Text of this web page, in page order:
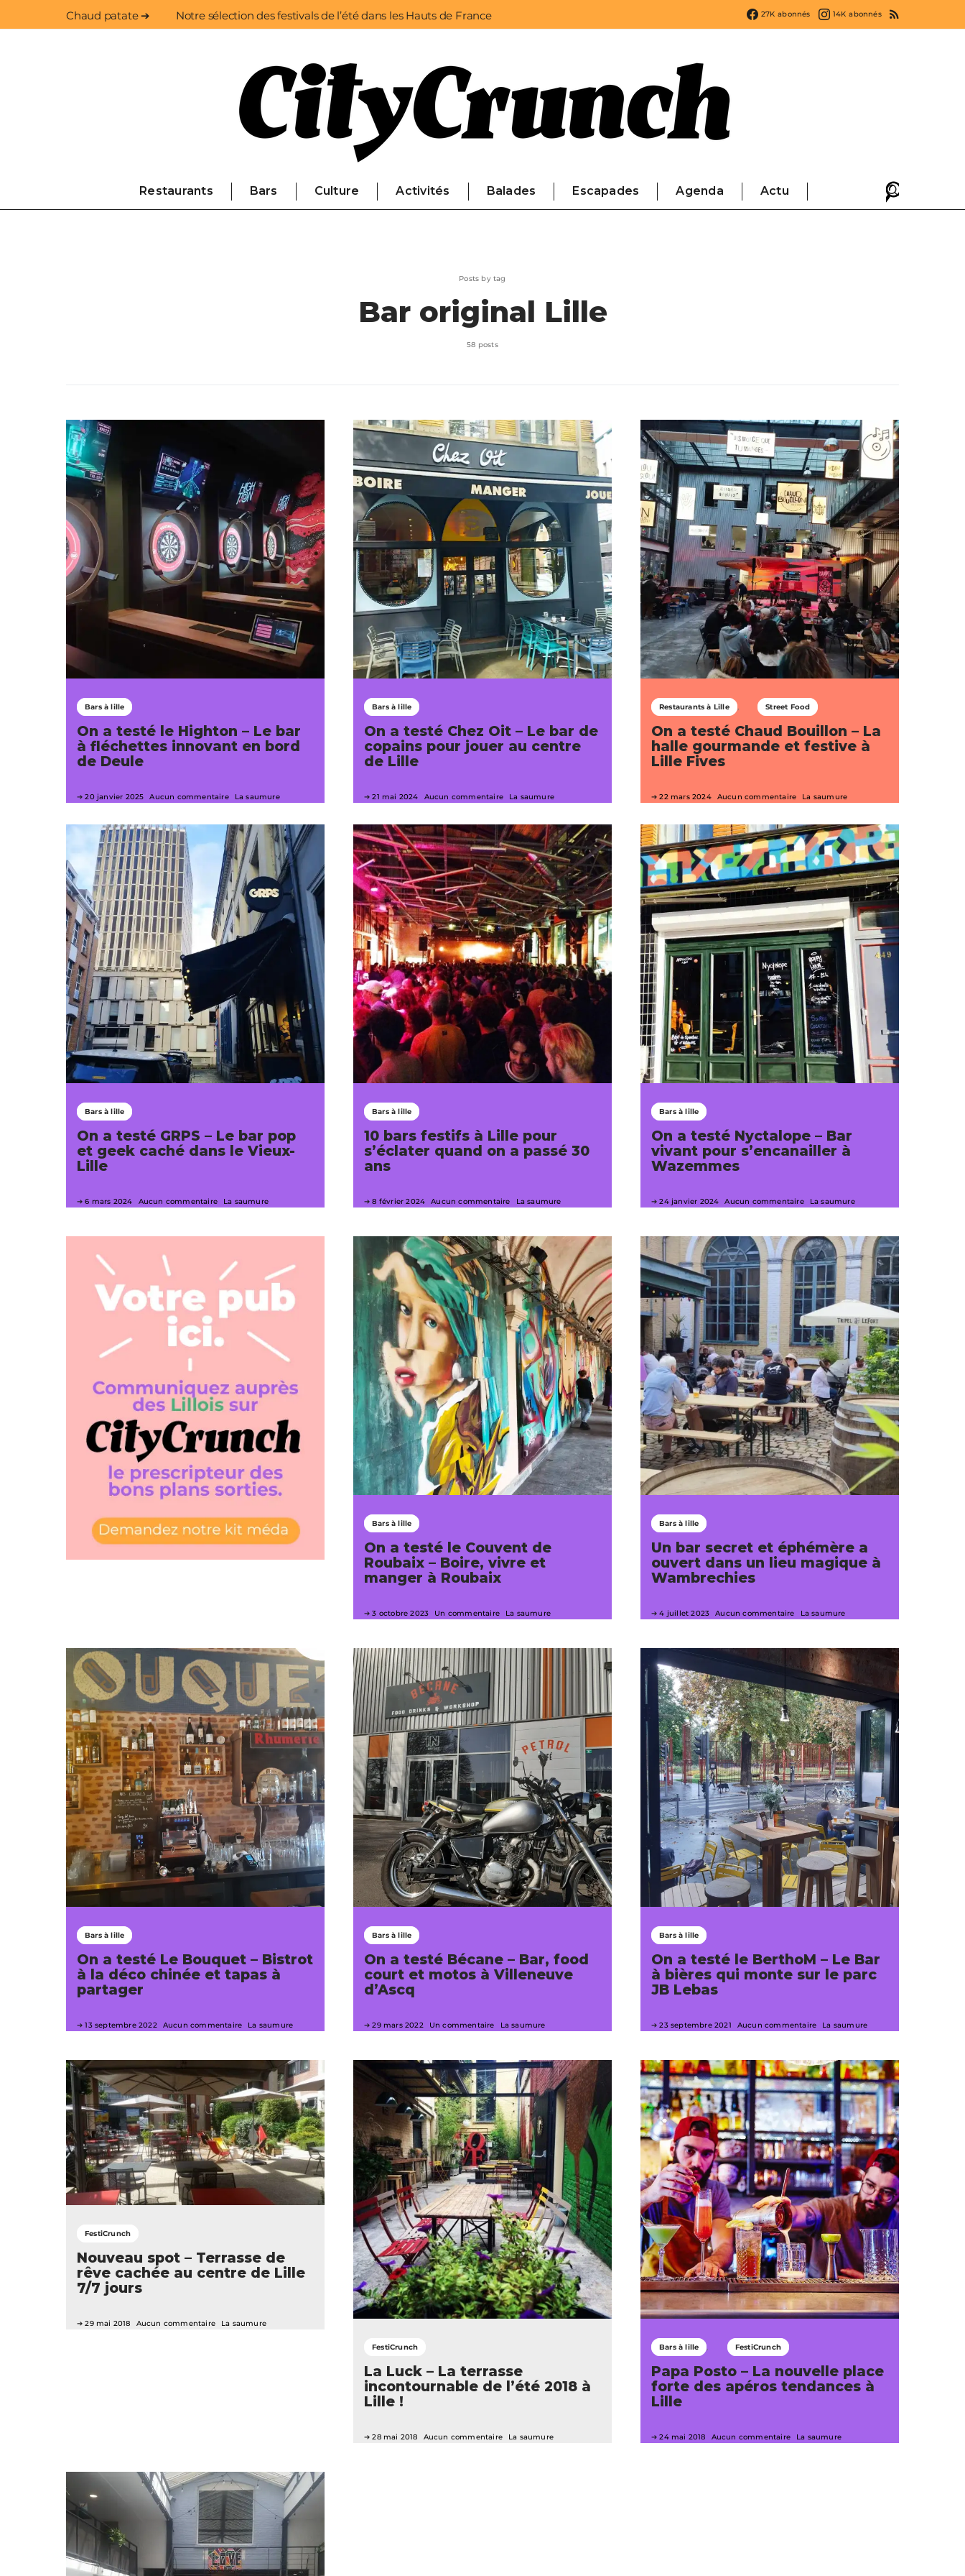
Chaud patate ➔ Notre sélection des festivals de l’été dans les Hauts de France 27K abonnés 14K abonnés
Restaurants Bars Culture Activités Balades Escapades Agenda Actu
Posts by tag
Bar original Lille
58 posts
Bars à lille
On a testé le Highton – Le bar
à fléchettes innovant en bord
de Deule
20 janvier 2025 Aucun commentaire La saumure
Bars à lille
On a testé Chez Oit – Le bar de
copains pour jouer au centre
de Lille
21 mai 2024 Aucun commentaire La saumure
Restaurants à Lille Street Food
On a testé Chaud Bouillon – La
halle gourmande et festive à
Lille Fives
22 mars 2024 Aucun commentaire La saumure
Bars à lille
On a testé GRPS – Le bar pop
et geek caché dans le Vieux-
Lille
6 mars 2024 Aucun commentaire La saumure
Bars à lille
10 bars festifs à Lille pour
s’éclater quand on a passé 30
ans
8 février 2024 Aucun commentaire La saumure
Bars à lille
On a testé Nyctalope – Bar
vivant pour s’encanailler à
Wazemmes
24 janvier 2024 Aucun commentaire La saumure
Bars à lille
On a testé le Couvent de
Roubaix – Boire, vivre et
manger à Roubaix
3 octobre 2023 Un commentaire La saumure
Bars à lille
Un bar secret et éphémère a
ouvert dans un lieu magique à
Wambrechies
4 juillet 2023 Aucun commentaire La saumure
Bars à lille
On a testé Le Bouquet – Bistrot
à la déco chinée et tapas à
partager
13 septembre 2022 Aucun commentaire La saumure
Bars à lille
On a testé Bécane – Bar, food
court et motos à Villeneuve
d’Ascq
29 mars 2022 Un commentaire La saumure
Bars à lille
On a testé le BerthoM – Le Bar
à bières qui monte sur le parc
JB Lebas
23 septembre 2021 Aucun commentaire La saumure
FestiCrunch
Nouveau spot – Terrasse de
rêve cachée au centre de Lille
7/7 jours
29 mai 2018 Aucun commentaire La saumure
FestiCrunch
La Luck – La terrasse
incontournable de l’été 2018 à
Lille !
28 mai 2018 Aucun commentaire La saumure
Bars à lille FestiCrunch
Papa Posto – La nouvelle place
forte des apéros tendances à
Lille
24 mai 2018 Aucun commentaire La saumure